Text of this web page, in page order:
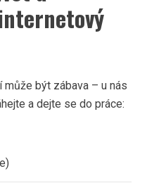
může být zábava – u nás
a dejte se do práce: